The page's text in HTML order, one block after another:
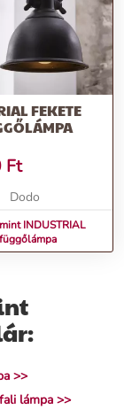
FEKETE
Ft
Dodo
INDUSTRIAL
>>
lámpa >>